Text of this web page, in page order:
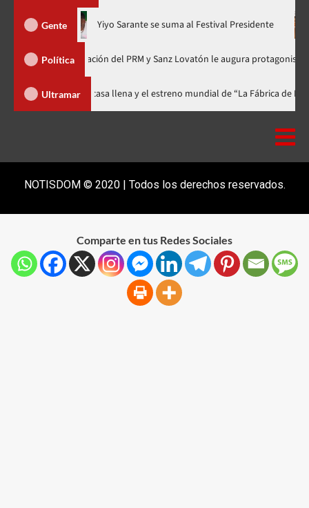
Gente
en nuevo horario Yiyo Sarante se suma al Festival
Política
Organización del PRM y Sanz Lovatón le augura protagonismo político
Ultramar
celebra 15 años con una gala a casa llena y el estreno mundial de “La
NOTISDOM © 2020 | Todos los derechos reservados.
Comparte en tus Redes Sociales